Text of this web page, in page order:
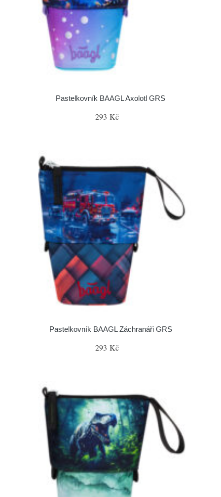
Pastelkovník BAAGL Axolotl GRS
293 Kč
Pastelkovník BAAGL Záchranáři GRS
293 Kč